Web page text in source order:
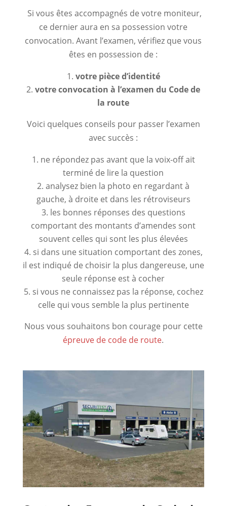
Si vous êtes accompagnés de votre moniteur,
ce dernier aura en sa possession votre
convocation. Avant l’examen, vérifiez que vous
êtes en possession de :
votre pièce d’identité
votre convocation à l’examen du Code de
la route
Voici quelques conseils pour passer l’examen
avec succès :
ne répondez pas avant que la voix-off ait
terminé de lire la question
analysez bien la photo en regardant à
gauche, à droite et dans les rétroviseurs
les bonnes réponses des questions
comportant des montants d’amendes sont
souvent celles qui sont les plus élevées
si dans une situation comportant des zones,
il est indiqué de choisir la plus dangereuse, une
seule réponse est à cocher
si vous ne connaissez pas la réponse, cochez
celle qui vous semble la plus pertinente
Nous vous souhaitons bon courage pour cette
épreuve de code de route.